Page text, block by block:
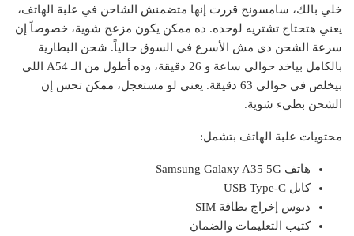
خلي بالك، سامسونج قررت إنها متضمنش الشاحن في علبة الهاتف،
يعني هتحتاج تشتريه لوحده. ده ممكن يكون مزعج شوية، خصوصاً إن
سرعة الشحن دي مش الأسرع في السوق حالياً. شحن البطارية
بالكامل بياخد حوالي ساعة و 26 دقيقة، وده أطول من الـ A54 اللي
بيخلص في حوالي 63 دقيقة. يعني لو مستعجل، ممكن تحس إن
الشحن بطيء شوية.
محتويات علبة الهاتف بتشمل:
هاتف Samsung Galaxy A35 5G
كابل USB Type-C
دبوس إخراج بطاقة SIM
كتيب التعليمات والضمان